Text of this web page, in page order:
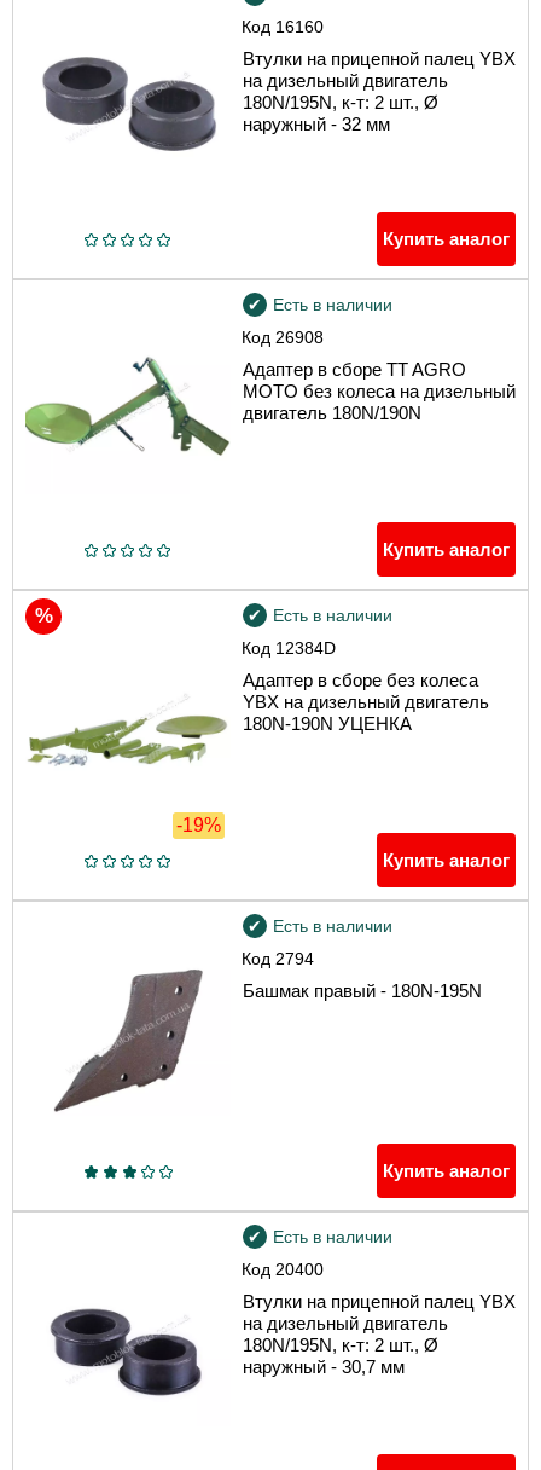
Код 16160
Втулки на прицепной палец YBX
на дизельный двигатель
180N/195N, к-т: 2 шт., Ø
наружный - 32 мм
Купить аналог
Код 26908
Есть в наличии
Адаптер в сборе TT AGRO
MOTO без колеса на дизельный
двигатель 180N/190N
Купить аналог
Код 12384D
-19%
Есть в наличии
Адаптер в сборе без колеса
YBX на дизельный двигатель
180N-190N УЦЕНКА
Купить аналог
Код 2794
Есть в наличии
Башмак правый - 180N-195N
Купить аналог
Код 20400
Есть в наличии
Втулки на прицепной палец YBX
на дизельный двигатель
180N/195N, к-т: 2 шт., Ø
наружный - 30,7 мм